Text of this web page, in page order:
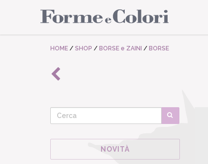
HOME / SHOP / BORSE e ZAINI / BORSE
NOVITÀ